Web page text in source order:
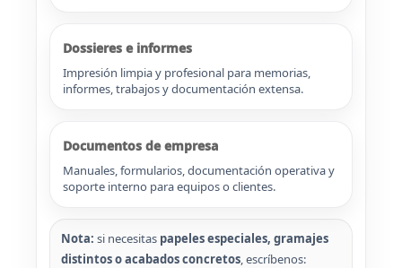
Dossieres e informes
Impresión limpia y profesional para memorias,
informes, trabajos y documentación extensa.
Documentos de empresa
Manuales, formularios, documentación operativa y
soporte interno para equipos o clientes.
Nota: si necesitas papeles especiales, gramajes
distintos o acabados concretos , escríbenos: